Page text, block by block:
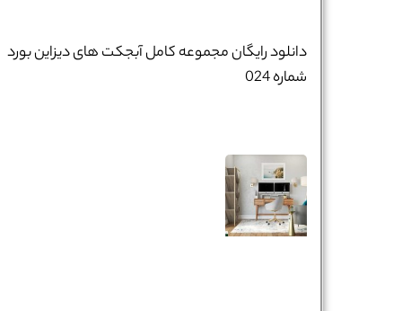
دانلود رایگان مجموعه کامل آبجکت های دیزاین بورد
شماره 024